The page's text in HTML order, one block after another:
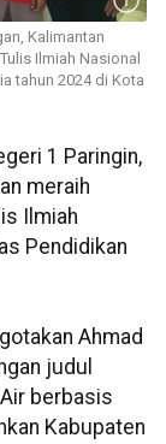
Kalimantan
Ilmiah Nasional
tahun 2024 di Kota
1 Paringin,
meraih
Ilmiah
Pendidikan
Ahmad
judul
berbasis
Kabupaten